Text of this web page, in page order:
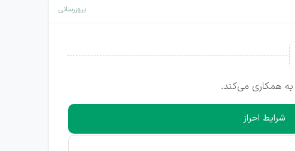
بروزرسانی
همکاری می‌کند.
شرایط احراز